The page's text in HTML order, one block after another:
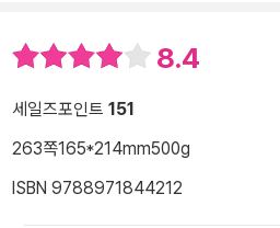
8.4
세일즈포인트 151
263쪽165*214mm500g
ISBN 9788971844212